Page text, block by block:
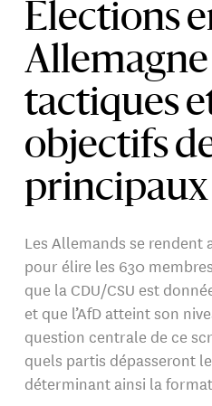
Élections
Allemagne
tactiques
objectifs
Les Allemands se rendent
pour élire les 630
que la CDU/CSU est
et que l’AfD atteint son
question centrale de ce
quels partis dépasseront
déterminant ainsi la